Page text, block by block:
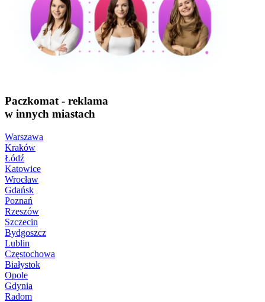
Paczkomat - reklama
w innych miastach
Warszawa
Kraków
Łódź
Katowice
Wrocław
Gdańsk
Poznań
Rzeszów
Szczecin
Bydgoszcz
Lublin
Częstochowa
Białystok
Opole
Gdynia
Radom